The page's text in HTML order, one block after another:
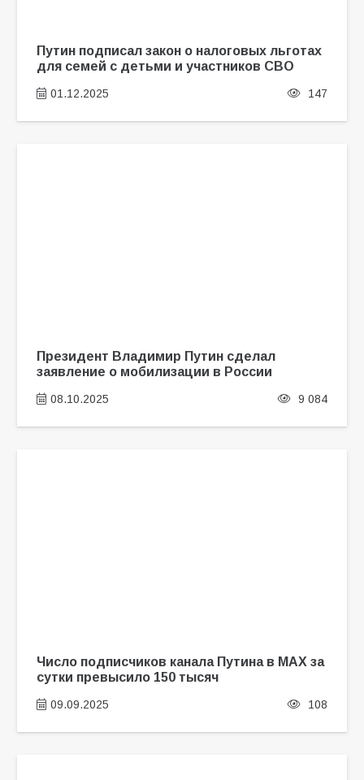
Путин подписал закон о налоговых льготах
для семей с детьми и участников СВО
01.12.2025 147
Президент Владимир Путин сделал
заявление о мобилизации в России
08.10.2025 9 084
Число подписчиков канала Путина в МАХ за
сутки превысило 150 тысяч
09.09.2025 108